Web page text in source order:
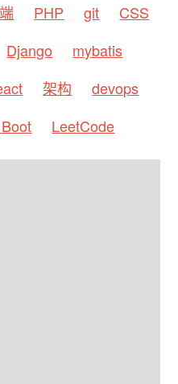
PHP git
CSS
Django
mybatis
架构
devops
LeetCode